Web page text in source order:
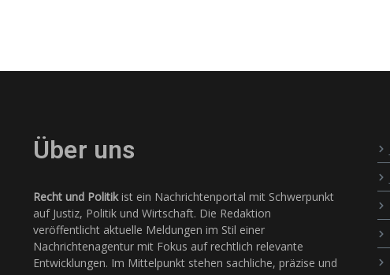
Über uns
Recht und Politikist ein Nachrichtenportal mit Schwerpunkt
auf Justiz, Politik und Wirtschaft. Die Redaktion
veröffentlicht aktuelle Meldungen im Stil einer
Nachrichtenagentur mit Fokus auf rechtlich relevante
Entwicklungen. Im Mittelpunkt stehen sachliche, präzise und